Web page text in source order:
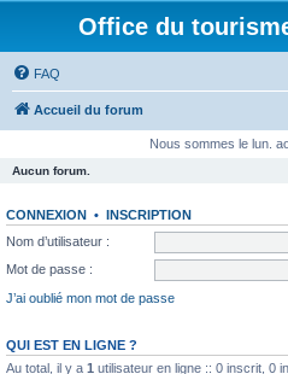
Office du
FAQ
Accueil du forum
Nous sommes le lun.
Aucun forum.
CONNEXION • INSCRIPTION
Nom d’utilisateur :
Mot de passe :
J’ai oublié mon mot de passe
QUI EST EN LIGNE ?
Au total, il y a 1 utilisateur en ligne :: 0 inscrit, 0